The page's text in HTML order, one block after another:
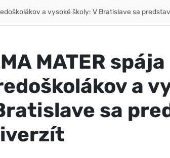
a vysoké školy: V Bratislave sa
MATER spája
a
sa